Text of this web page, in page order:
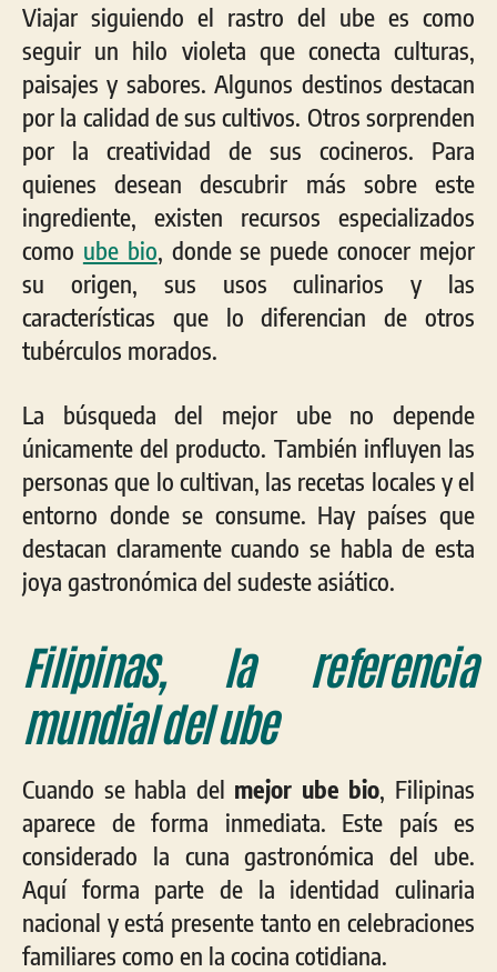
Viajar siguiendo el rastro del ube es como
seguir un hilo violeta que conecta culturas,
paisajes y sabores. Algunos destinos destacan
por la calidad de sus cultivos. Otros sorprenden
por la creatividad de sus cocineros. Para
quienes desean descubrir más sobre este
ingrediente, existen recursos especializados
como ube bio, donde se puede conocer mejor
su origen, sus usos culinarios y las
características que lo diferencian de otros
tubérculos morados.
La búsqueda del mejor ube no depende
únicamente del producto. También influyen las
personas que lo cultivan, las recetas locales y el
entorno donde se consume. Hay países que
destacan claramente cuando se habla de esta
joya gastronómica del sudeste asiático.
Filipinas, la referencia
mundial del ube
Cuando se habla del mejor ube bio , Filipinas
aparece de forma inmediata. Este país es
considerado la cuna gastronómica del ube.
Aquí forma parte de la identidad culinaria
nacional y está presente tanto en celebraciones
familiares como en la cocina cotidiana.